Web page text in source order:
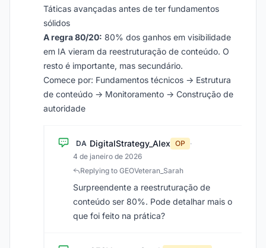
Táticas avançadas antes de ter fundamentos
sólidos
A regra 80/20: 80% dos ganhos em visibilidade
em IA vieram da reestruturação de conteúdo. O
resto é importante, mas secundário.
Comece por: Fundamentos técnicos → Estrutura
de conteúdo → Monitoramento → Construção de
autoridade
DA DigitalStrategy_Alex OP
·
4 de janeiro de 2026
Replying to GEOVeteran_Sarah
Surpreendente a reestruturação de
conteúdo ser 80%. Pode detalhar mais o
que foi feito na prática?